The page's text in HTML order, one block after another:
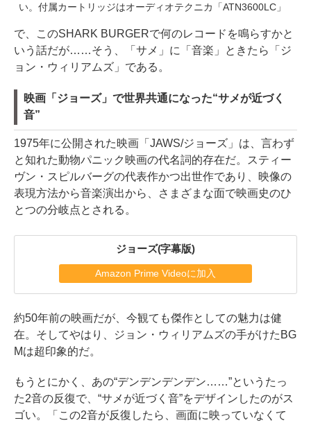
い。付属カートリッジはオーディオテクニカ「ATN3600LC」
で、このSHARK BURGERで何のレコードを鳴らすかと
いう話だが……そう、「サメ」に「音楽」ときたら「ジ
ョン・ウィリアムズ」である。
映画「ジョーズ」で世界共通になった“サメが近づく
音”
1975年に公開された映画「JAWS/ジョーズ」は、言わず
と知れた動物パニック映画の代名詞的存在だ。スティー
ヴン・スピルバーグの代表作かつ出世作であり、映像の
表現方法から音楽演出から、さまざまな面で映画史のひ
とつの分岐点とされる。
ジョーズ(字幕版)
Amazon Prime Videoに加入
約50年前の映画だが、今観ても傑作としての魅力は健
在。そしてやはり、ジョン・ウィリアムズの手がけたBG
Mは超印象的だ。
もうとにかく、あの“デンデンデンデン……”というたっ
た2音の反復で、“サメが近づく音”をデザインしたのがス
ゴい。「この2音が反復したら、画面に映っていなくて